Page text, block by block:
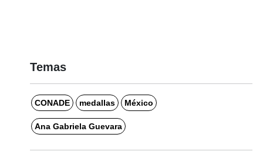
Temas
CONADE medallas México
Ana Gabriela Guevara